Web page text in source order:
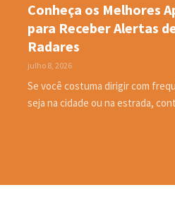
Conheça os Melhores
para Receber Alertas
Radares
julho 8, 2026
Se você costuma dirigir com
seja na cidade ou na estrada,